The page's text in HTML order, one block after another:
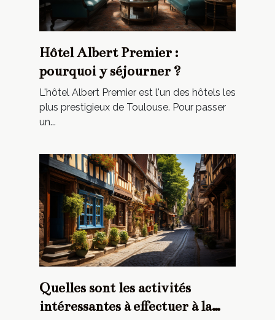
Hôtel Albert Premier :
pourquoi y séjourner ?
L'hôtel Albert Premier est l'un des hôtels les
plus prestigieux de Toulouse. Pour passer
un...
Quelles sont les activités
intéressantes à effectuer à la